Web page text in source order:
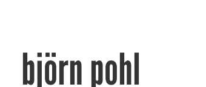
björn pohl